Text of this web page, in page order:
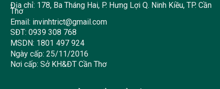
Địa chỉ: 178, Ba Tháng Hai, P. Hưng Lợi Q. Ninh Kiều, TP. Cần
Thơ
Email: invinhtrict@gmail.com
SĐT: 0939 308 768
MSDN: 1801 497 924
Ngày cấp: 25/11/2016
Nơi cấp: Sở KH&ĐT Cần Thơ